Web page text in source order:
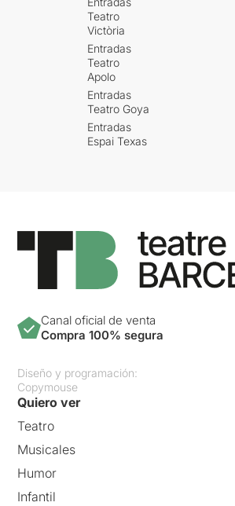
Teatro
Victòria
Entradas
Teatro
Apolo
Entradas
Teatro Goya
Entradas
Espai Texas
Canal oficial de venta
Compra 100% segura
Diseño y programación:
Copymouse
Quiero ver
Teatro
Musicales
Humor
Infantil